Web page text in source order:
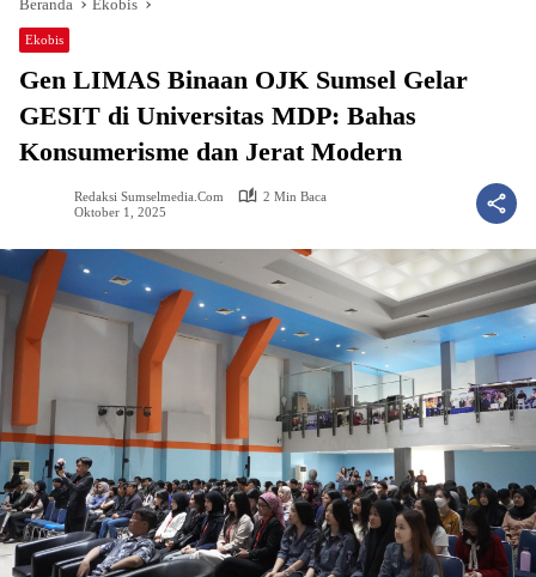
Beranda Ekobis
Ekobis
Gen LIMAS Binaan OJK Sumsel Gelar
GESIT di Universitas MDP: Bahas
Konsumerisme dan Jerat Modern
Redaksi Sumselmedia.com
2 Min Baca
Oktober 1, 2025